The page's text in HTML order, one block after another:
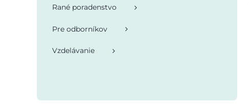
Rané poradenstvo
Pre odborníkov
Vzdelávanie